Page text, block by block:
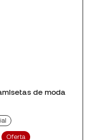
de moda
Oferta